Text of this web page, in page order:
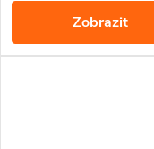
Zobrazit